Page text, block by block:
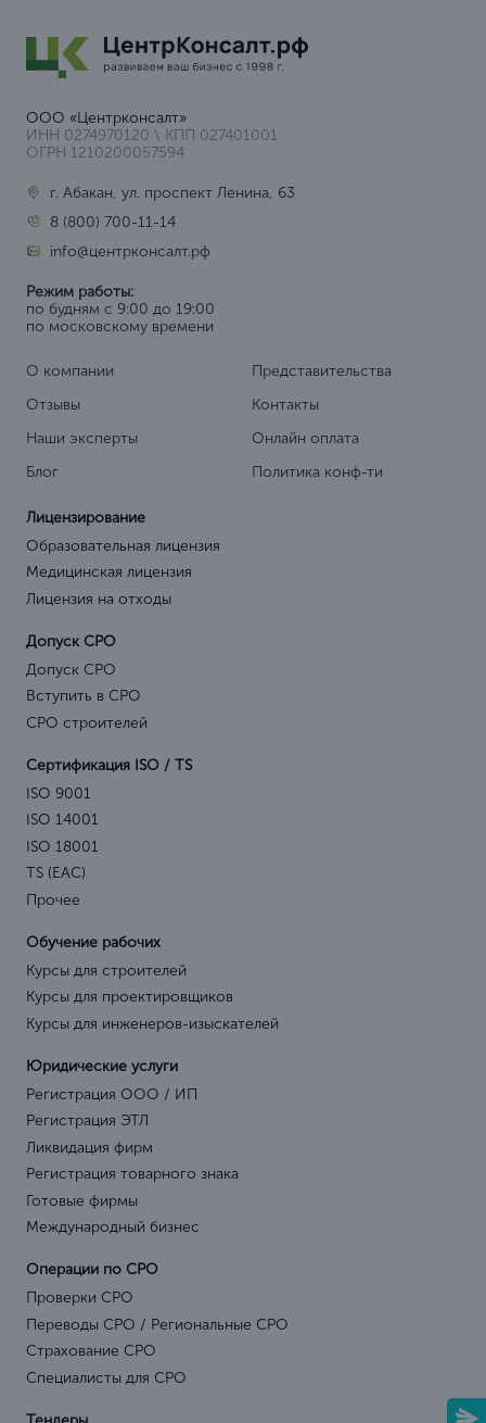
ООО «Центрконсалт»
ИНН 0274970120 \ КПП 027401001
ОГРН 1210200057594
г. Абакан, ул. проспект Ленина, 63
8 (800) 700-11-14
info@центрконсалт.рф
Режим работы:
по будням с 9:00 до 19:00
по московскому времени
О компании
Отзывы
Наши эксперты
Блог
Представительства
Контакты
Онлайн оплата
Политика конф-ти
Лицензирование
Образовательная лицензия
Медицинская лицензия
Лицензия на отходы
Допуск СРО
Допуск СРО
Вступить в СРО
СРО строителей
Сертификация ISO / TS
ISO 9001
ISO 14001
ISO 18001
TS (EAC)
Прочее
Обучение рабочих
Курсы для строителей
Курсы для проектировщиков
Курсы для инженеров-изыскателей
Юридические услуги
Регистрация ООО / ИП
Регистрация ЭТЛ
Ликвидация фирм
Регистрация товарного знака
Готовые фирмы
Международный бизнес
Операции по СРО
Проверки СРО
Переводы СРО / Региональные СРО
Страхование СРО
Специалисты для СРО